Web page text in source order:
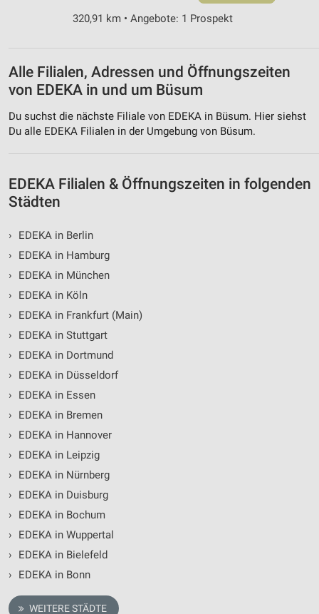
320,91 km • Angebote: 1 Prospekt
Alle Filialen, Adressen und Öffnungszeiten
von EDEKA in und um Büsum
Du suchst die nächste Filiale von EDEKA in Büsum. Hier siehst
Du alle EDEKA Filialen in der Umgebung von Büsum.
EDEKA Filialen & Öffnungszeiten in folgenden
Städten
›
EDEKA in Berlin
›
EDEKA in Hamburg
›
EDEKA in München
›
EDEKA in Köln
›
EDEKA in Frankfurt (Main)
›
EDEKA in Stuttgart
›
EDEKA in Dortmund
›
EDEKA in Düsseldorf
›
EDEKA in Essen
›
EDEKA in Bremen
›
EDEKA in Hannover
›
EDEKA in Leipzig
›
EDEKA in Nürnberg
›
EDEKA in Duisburg
›
EDEKA in Bochum
›
EDEKA in Wuppertal
›
EDEKA in Bielefeld
›
EDEKA in Bonn
WEITERE STÄDTE
Analyse von Zielgruppen durch Statistiken oder
Entwicklung und Verbesserung der Angebote
Inhalten
Geräte anhand von aktiv angeforderten
Informationen identifizieren
Notwendig
Performance
Funktional
Werbung